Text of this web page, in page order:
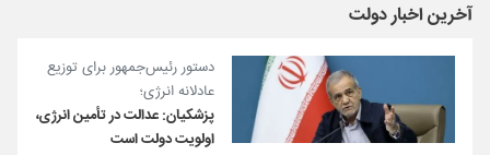
آخرین اخبار دولت
دستور رئیس‌جمهور برای توزیع
عادلانه انرژی؛
پزشکیان: عدالت در تأمین انرژی،
اولویت دولت است